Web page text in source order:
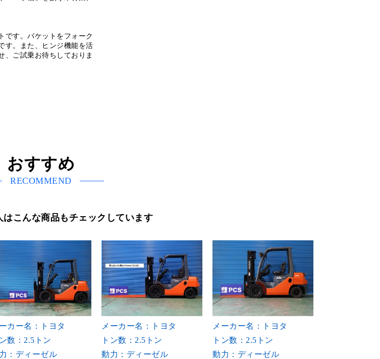
です。バケットをフォーク
す。また、ヒンジ機能を活
、ご試乗お待ちしておりま
おすすめ
RECOMMEND
はこんな商品もチェックしています
カー名：トヨタ
数：2.5トン
：ディーゼル
メーカー名：トヨタ
トン数：2.5トン
動力：ディーゼル
メーカー名：トヨタ
トン数：2.5トン
動力：ディーゼル